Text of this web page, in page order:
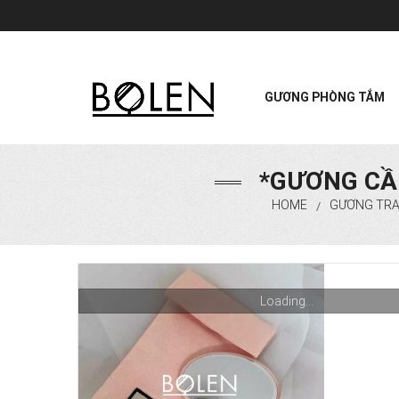
GƯƠNG PHÒNG TẮM
*GƯƠNG
HOME / GƯƠNG
Loading...